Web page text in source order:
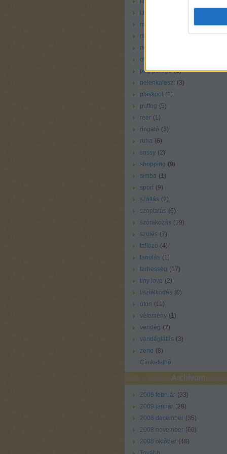
little tikes
magazin
még vállalható
nem rossz
oltás
peg perego (1)
pelenkateszt (3)
plaskool
(1)
puffog (5)
reer (1)
ringató (3)
ruha (6)
sassy (2)
shopping (9)
simba (1)
sport (9)
szállás (2)
szoptatás (6)
szórakozás (19)
szülés (7)
tallózó (4)
tanulás (1)
terhesség (17)
tiny love (2)
tisztálkodás (8)
úton (11)
vélemény (1)
vendég (7)
vendéglátás (3)
zene (8)
Címkefelhő
Archívum
2009 február (33)
2009 január (28)
2008 december (35)
2008 november (60)
2008 október (48)